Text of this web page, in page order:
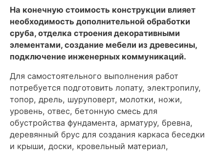
На конечную стоимость конструкции влияет
необходимость дополнительной обработки
сруба, отделка строения декоративными
элементами, создание мебели из древесины,
подключение инженерных коммуникаций.
Для самостоятельного выполнения работ
потребуется подготовить лопату, электропилу,
топор, дрель, шуруповерт, молотки, ножи,
уровень, отвес, бетонную смесь для
обустройства фундамента, арматуру, бревна,
деревянный брус для создания каркаса беседки
и крыши, доски, кровельный материал,